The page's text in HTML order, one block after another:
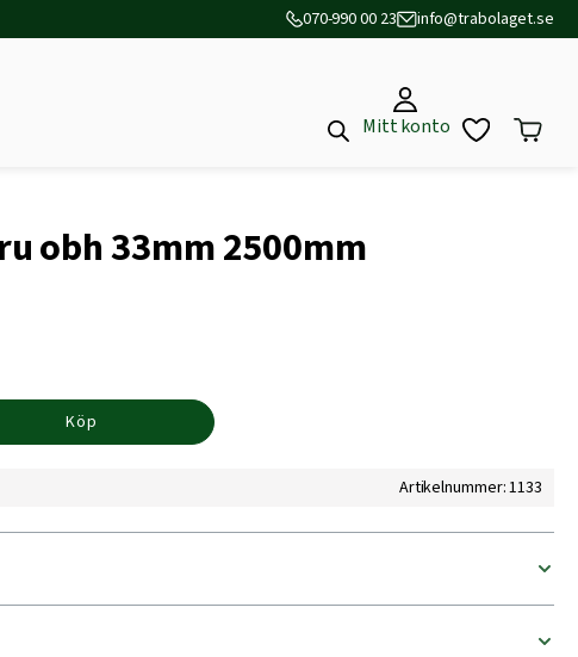
070-990 00 23 info@trabolaget.se
Mitt konto
obh 33mm 2500mm
Köp
Artikelnummer: 1133